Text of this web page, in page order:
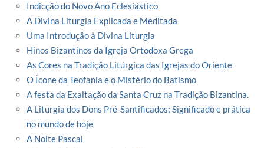
Indicção do Novo Ano Eclesiástico
A Divina Liturgia Explicada e Meditada
Uma Introdução à Divina Liturgia
Hinos Bizantinos da Igreja Ortodoxa Grega
As Cores na Tradição Litúrgica das Igrejas do Oriente
O Ícone da Teofania e o Mistério do Batismo
A festa da Exaltação da Santa Cruz na Tradição Bizantina.
A Liturgia dos Dons Pré-Santificados: Significado e prática
no mundo de hoje
A Noite Pascal